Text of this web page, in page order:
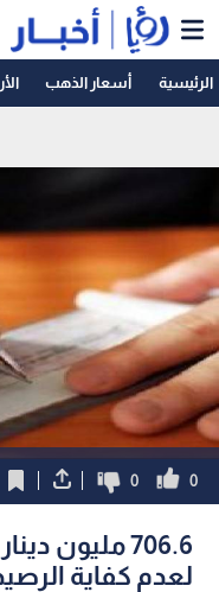
الرئيسية أسعار الذهب
0
0
706.6 مليون
لعدم كفاية